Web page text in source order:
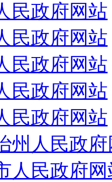
民政府网站
民政府网站
民政府网站
民政府网站
民政府网站
州人民政
人民政府网